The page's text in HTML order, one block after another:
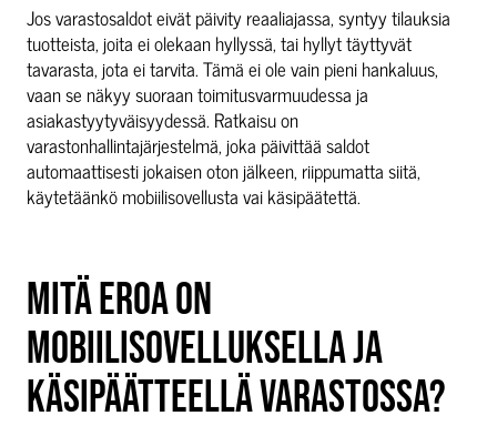
Jos varastosaldot eivät päivity reaaliajassa, syntyy tilauksia
tuotteista, joita ei olekaan hyllyssä, tai hyllyt täyttyvät
tavarasta, jota ei tarvita. Tämä ei ole vain pieni hankaluus,
vaan se näkyy suoraan toimitusvarmuudessa ja
asiakastyytyväisyydessä. Ratkaisu on
varastonhallintajärjestelmä, joka päivittää saldot
automaattisesti jokaisen oton jälkeen, riippumatta siitä,
käytetäänkö mobiilisovellusta vai käsipäätettä.
MITÄ EROA ON
MOBIILISOVELLUKSELLA JA
KÄSIPÄÄTTEELLÄ VARASTOSSA?